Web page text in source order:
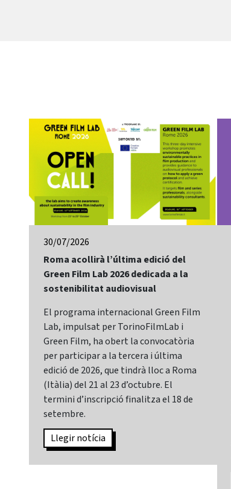
30/07/2026
Roma acollirà l’última edició del
Green Film Lab 2026 dedicada a la
sostenibilitat audiovisual
El programa internacional Green Film
Lab, impulsat per TorinoFilmLab i
Green Film, ha obert la convocatòria
per participar a la tercera i última
edició de 2026, que tindrà lloc a Roma
(Itàlia) del 21 al 23 d’octubre. El
termini d’inscripció finalitza el 18 de
setembre.
Llegir notícia